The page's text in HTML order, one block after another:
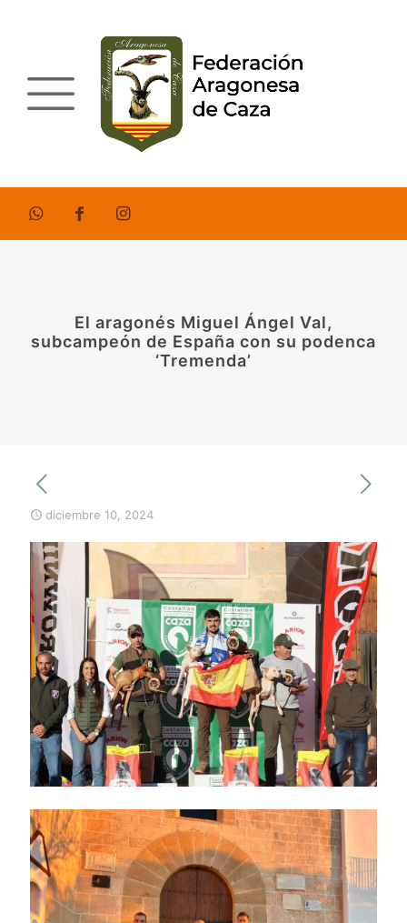
El aragonés Miguel Ángel Val,
subcampeón de España con su podenca
‘Tremenda’
diciembre 10, 2024